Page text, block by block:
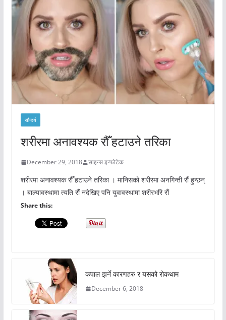
सौन्दर्य
शरीरमा अनावश्यक रौँ हटाउने तरिका
December 29, 2018 साइन्स इन्फोटेक
शरीरमा अनावश्यक रौँ हटाउने तरिका । मानिसको शरीरमा अनगिन्ती रौं हुन्छन्
। बाल्यावस्थामा त्यति रौं नदेखिए पनि युवावस्थामा शरीरभरि रौं
Share this:
कपाल झर्ने कारणहरु र यसको रोकथाम
December 6, 2018